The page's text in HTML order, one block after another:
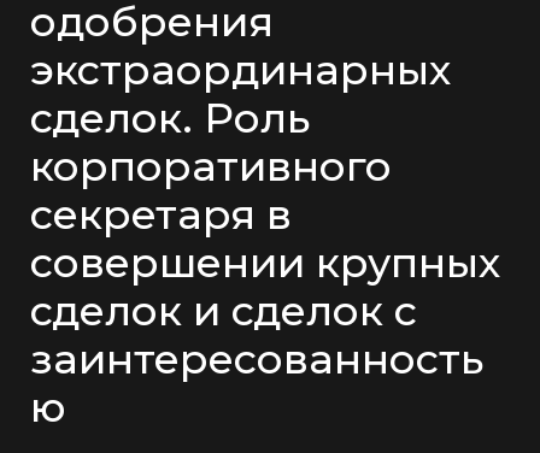
одобрения
экстраординарных
сделок. Роль
корпоративного
секретаря в
совершении крупных
сделок и сделок с
заинтересованность
ю